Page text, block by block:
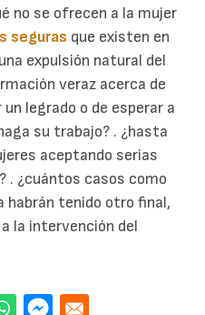
no se ofrecen a la mujer
seguras que existen en
expulsión natural del
veraz acerca de
legrado o de esperar a
su trabajo? . ¿hasta
aceptando serias
. ¿cuántos casos como
habrán tenido otro final,
la intervención del